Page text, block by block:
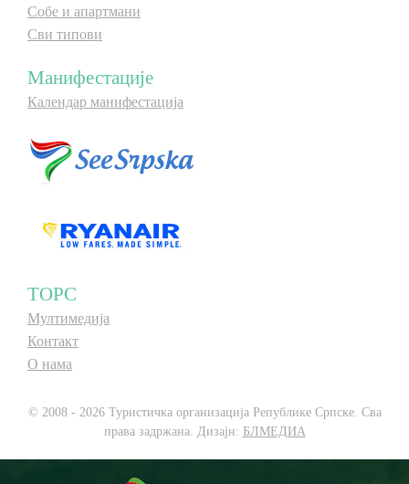
Собе и апартмани
Сви типови
Манифестације
Календар манифестација
ТОРС
Мултимедија
Контакт
О нама
© 2008 - 2026 Туристичка организација Републике Српске. Сва
права задржана. Дизајн: БЛМЕДИА